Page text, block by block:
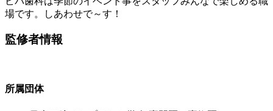
場です。しあわせで～す！
監修者情報
所属団体